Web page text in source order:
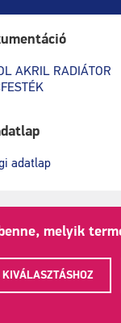
AKRIL RADIÁTOR
adatlap
melyik
KIVÁLASZTÁSHOZ